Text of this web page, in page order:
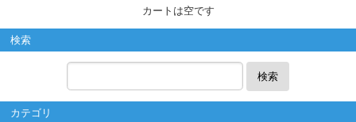
カートは空です
検索
検索
カテゴリ